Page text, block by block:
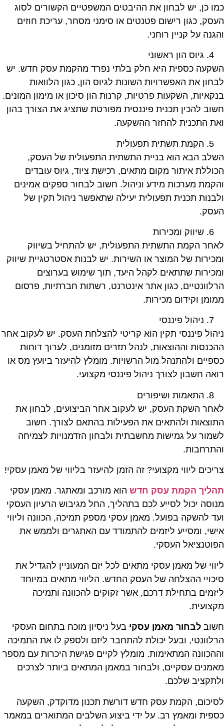
כמו כן, יש לבחון את ההיבטים המשפטיים הקשורים לסוג
העסק, כגון רישום פטנטים או סימני מסחר, עריכת חוזים
והגנה על קניין רוחני.
גיוס הון ראשוני
השקעה כספית היא חלק בלתי נפרד מהקמת עסק חדש. יש
לבחון את האפשרויות השונות לגיוס הון, כגון הלוואות
בנקאיות, השקעות פרטיות, קרנות הון סיכון או מימון המונים.
חשוב להכין תכנית פיננסית מפורטת שתציג את הצורך בהון
ואת התכנית להחזר ההשקעה.
הקמת תשתית תפעולית
השלב הבא הוא בניית התשתית התפעולית של העסק,
הכוללת איתור מקום מתאים, רכישת ציוד, גיוס עובדים
והקמת מערכות מידע וניהול. חשוב לבחור ספקים אמינים
ולבנות תכנית תפעולית יעילה שתאפשר ניהול תקין של
העסק.
שיווק ומכירות
לאחר הקמת התשתית התפעולית, יש להתחיל בשיווק
ומכירות של המוצר או השירות. יש לבנות אסטרטגיית שיווק
ומכירות שתתאים לקהל היעד, תוך שימוש בערוצים
הרלוונטיים, כגון אתר אינטרנט, רשתות חברתיות, פרסום
ממומן וקידום מכירות.
ניהול פיננסי
ניהול פיננסי תקין הוא קריטי להצלחת העסק. יש לעקוב אחר
ההכנסות וההוצאות, לנהל תזרים מזומנים, לערוך דוחות
כספיים ולהתנהל מול הרשויות. מומלץ להיעזר ביועץ מס או
רואה חשבון לצורך ניהול פיננסי מקצועי.
התאמות ושיפורים
לאחר השקת העסק, יש לעקוב אחר הביצועים, לבחון את
התוצאות ולהתאים את הפעילות בהתאם לצורך. חשוב
לשמור על גמישות מחשבתית ולבחון הזדמנויות לצמיחה
והתרחבות.
צריכים ליווי מקצועי? זה הזמן להיעזר בליווי של מאמן עסקי!
תהליך הקמת עסק חדש הוא מורכב ומאתגר. מאמן עסקי
מנוסה יכול לסייע לכם בתהליך, החל מגיבוש הרעיון העסקי
ועד להשקה בפועל. מאמן עסקי מספק תמיכה, הכוונה וליווי
אישי, ומסייע ליזמים להתמודד עם האתגרים ולממש את
הפוטנציאל העסקי.
ליווי של מאמן עסקי מתאים לכל יזם המעוניין להגדיל את
סיכויי ההצלחה של העסק החדש. הליווי מתאים במיוחד
ליזמים בתחילת דרכם, אשר זקוקים להכוונה ותמיכה
מקצועית.
חשוב לבחור מאמן עסקי בעל ניסיון מוכח בתחום העסקי
הרלוונטי, ובעל יכולת להתחבר ליזם ולספק לו את התמיכה
וההכוונה המתאימות. מומלץ לקיים פגישת היכרות עם מספר
מאמנים עסקיים, ולבחור במאמן המתאים ביותר לצרכים
ולתקציב שלכם.
לסיכום, הקמת עסק חדש דורשת תכנון מדוקדק, השקעה
כספית ומאמץ רב. על ידי ביצוע השלבים המתוארים במאמר